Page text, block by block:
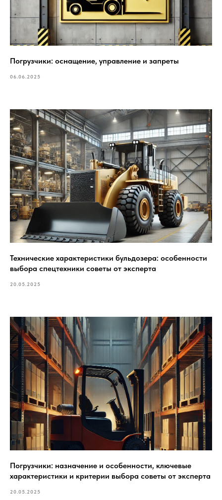
Погрузчики: оснащение, управление и запреты
06.06.2025
Технические характеристики бульдозера: особенности
выбора спецтехники советы от эксперта
20.05.2025
Погрузчики: назначение и особенности, ключевые
характеристики и критерии выбора советы от эксперта
20.05.2025